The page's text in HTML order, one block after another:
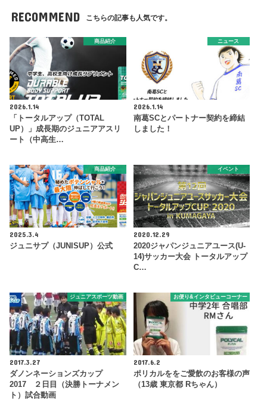
RECOMMEND こちらの記事も人気です。
商品紹介
2026.1.14
「トータルアップ（TOTAL
UP）」成長期のジュニアアスリ
ート（中高生…
ニュース
2026.1.14
南葛SCとパートナー契約を締結
しました！
商品紹介
2025.3.4
ジュニサプ（JUNISUP）公式
イベント
2020.12.29
2020ジャパンジュニアユース(U-
14)サッカー大会 トータルアップ
C…
ジュニアスポーツ動画
2017.3.27
ダノンネーションズカップ
2017 ２日目（決勝トーナメン
ト）試合動画
お便り&インタビューコーナー
2017.6.2
ポリカルををご愛飲のお客様の声
（13歳 東京都 Rちゃん）